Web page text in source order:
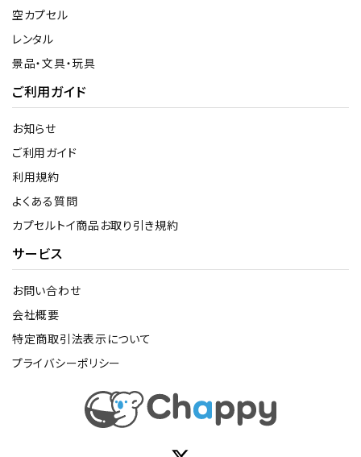
空カプセル
レンタル
景品・文具・玩具
ご利用ガイド
お知らせ
ご利用ガイド
利用規約
よくある質問
カプセルトイ商品お取り引き規約
サービス
お問い合わせ
会社概要
特定商取引法表示について
プライバシーポリシー